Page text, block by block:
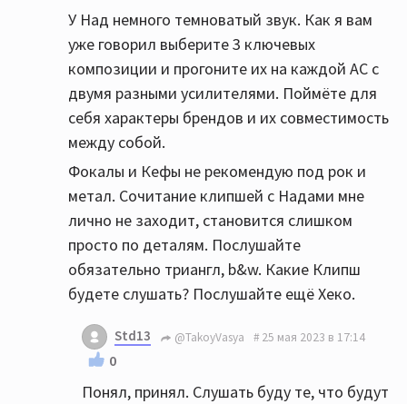
У Над немного темноватый звук. Как я вам
уже говорил выберите 3 ключевых
композиции и прогоните их на каждой АС с
двумя разными усилителями. Поймёте для
себя характеры брендов и их совместимость
между собой.
Фокалы и Кефы не рекомендую под рок и
метал. Сочитание клипшей с Надами мне
лично не заходит, становится слишком
просто по деталям. Послушайте
обязательно триангл, b&w. Какие Клипш
будете слушать? Послушайте ещё Хеко.
Std13 @TakoyVasya 25 мая 2023 в 17:14
0
Понял, принял. Слушать буду те, что будут